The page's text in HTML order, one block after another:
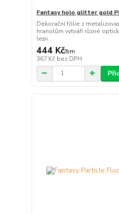
Fantasy holo glitter gold
Dekorační fólie z
hranolům vytváří různé
lepi...
444 Kč/bm
367 Kč bez DPH